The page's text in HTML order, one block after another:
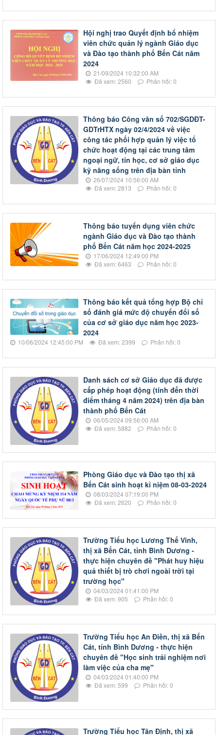
Hội nghị trao Quyết định bổ nhiệm
viên chức quản lý ngành Giáo dục
và Đào tạo thành phố Bến Cát năm
2024
21/09/2024 10:32:00 AM
Đã xem: 2560
Phản hồi: 0
Thông báo Công văn số 702/SGDĐT-
GDTrHTX ngày 02/4/2024 về việc
công tác phối hợp quản lý việc tổ
chức hoạt động tại các trung tâm
ngoại ngữ, tin học, cơ sở giáo dục
kỹ năng sống trên địa bàn tỉnh
26/07/2024 10:56:00 AM
Đã xem: 2813
Phản hồi: 0
Thông báo tuyển dụng viên chức
ngành Giáo dục và Đào tạo thành
phố Bến Cát năm học 2024-2025
17/06/2024 12:49:00 PM
Đã xem: 6463
Phản hồi: 0
Thông báo kết quả tổng hợp Bộ chỉ
số đánh giá mức độ chuyển đổi số
của cơ sở giáo dục năm học 2023-
2024
10/06/2024 12:45:00 PM Đã xem: 2399 Phản hồi: 0
Danh sách cơ sở Giáo dục đã được
cấp phép hoạt động (tính đến thời
điểm tháng 4 năm 2024) trên địa bàn
thành phố Bến Cát
06/05/2024 09:56:00 AM
Đã xem: 5882
Phản hồi: 0
Phòng Giáo dục và Đào tạo thị xã
Bến Cát sinh hoạt kỉ niệm 08-03-2024
08/03/2024 07:19:00 PM
Đã xem: 2620
Phản hồi: 0
Trường Tiểu học Lương Thế Vinh,
thị xã Bến Cát, tỉnh Bình Dương -
thực hiện chuyên đề "Phát huy hiệu
quả thiết bị trò chơi ngoài trời tại
trường học"
04/03/2024 01:41:00 PM
Đã xem: 905
Phản hồi: 0
Trường Tiểu học An Điền, thị xã Bến
Cát, tỉnh Bình Dương - thực hiện
chuyên đề "Học sinh trải nghiệm nơi
làm việc của cha mẹ"
04/03/2024 01:40:00 PM
Đã xem: 599
Phản hồi: 0
Trường Tiểu học Tân Định, thị xã